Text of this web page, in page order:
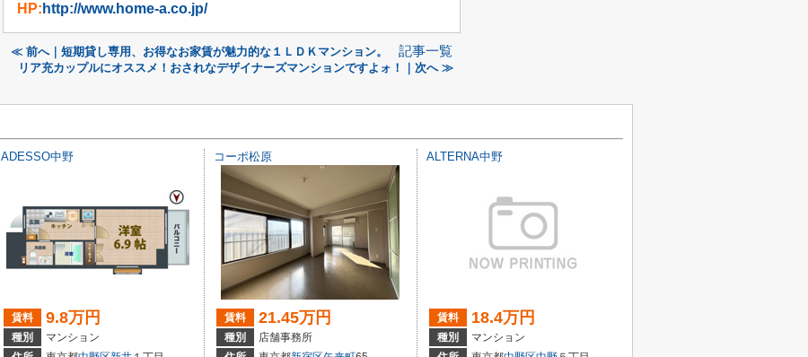
HP: http://www.home-a.co.jp/
≪ 前へ｜短期貸し専用、お得なお家賃が魅力的な１ＬＤＫマンション。 記事一覧
リア充カップルにオススメ！おされなデザイナーズマンションですよォ！｜次へ ≫
ADESSO中野
賃料 9.8万円
種別
マンション
コーポ松原
賃料 21.45万円
種別
店舗事務所
ALTERNA中野
賃料 18.4万円
種別
マンション